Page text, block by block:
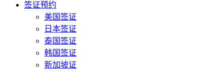
签证预约
美国签证
日本签证
泰国签证
韩国签证
新加坡证